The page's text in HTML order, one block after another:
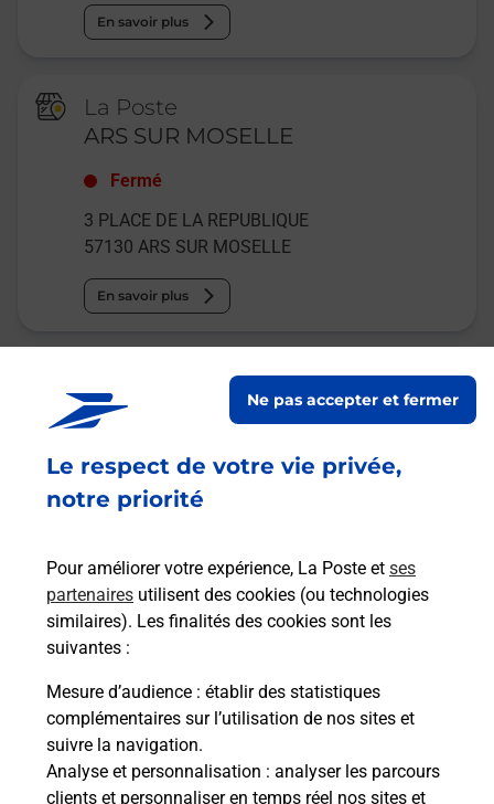
Le respect de votre vie privée,
notre priorité
Pour améliorer votre expérience, La Poste et ses
partenaires utilisent des cookies (ou technologies
similaires). Les finalités des cookies sont les
suivantes :
Mesure d’audience : établir des statistiques
complémentaires sur l’utilisation de nos sites et
suivre la navigation.
Analyse et personnalisation : analyser les parcours
clients et personnaliser en temps réel nos sites et
Ne pas accepter et fermer
En savoir plus
La Poste
ARS SUR MOSELLE
Fermé
3 PLACE DE LA REPUBLIQUE
57130 ARS SUR MOSELLE
En savoir plus
La Poste
en ligne
Ouvert 24h/24
Recherchez un autre point de contact
Questions fréquemment posées